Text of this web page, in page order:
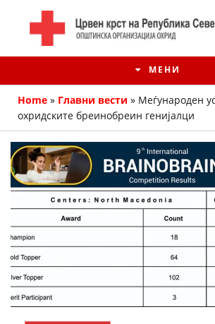
МЕНИ
ИСТОРИЈАТ НА ЦКРМ
СТРУКТУРА НА
Home » Главни вести » Меѓународен
охридските бреинобреин генијалци